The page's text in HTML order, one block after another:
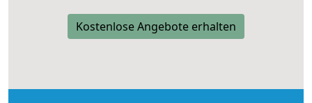
Kostenlose Angebote erhalten